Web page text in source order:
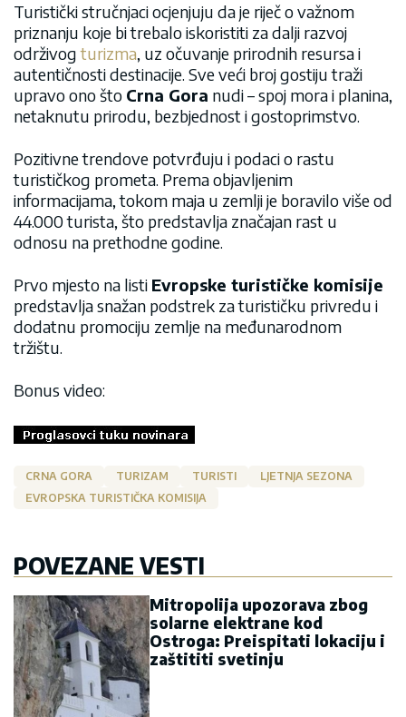
Turistički stručnjaci ocjenjuju da je riječ o važnom
priznanju koje bi trebalo iskoristiti za dalji razvoj
održivogturizma, uz očuvanje prirodnih resursa i
autentičnosti destinacije. Sve veći broj gostiju traži
upravo ono što Crna Gora nudi – spoj mora i planina,
netaknutu prirodu, bezbjednost i gostoprimstvo.
Pozitivne trendove potvrđuju i podaci o rastu
turističkog prometa. Prema objavljenim
informacijama, tokom maja u zemlji je boravilo više od
44.000 turista, što predstavlja značajan rast u
odnosu na prethodne godine.
Prvo mjesto na listi Evropske turističke komisije
predstavlja snažan podstrek za turističku privredu i
dodatnu promociju zemlje na međunarodnom
tržištu.
Bonus video:
CRNA GORA TURIZAM TURISTI
LJETNJA SEZONA
EVROPSKA TURISTIČKA KOMISIJA
POVEZANE VESTI
Mitropolija upozorava zbog
solarne elektrane kod
Ostroga: Preispitati lokaciju i
zaštititi svetinju